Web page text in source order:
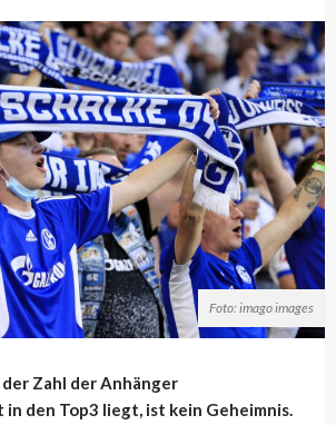
Foto: imago images
der Zahl der Anhänger
den Top3 liegt, ist kein Geheimnis.